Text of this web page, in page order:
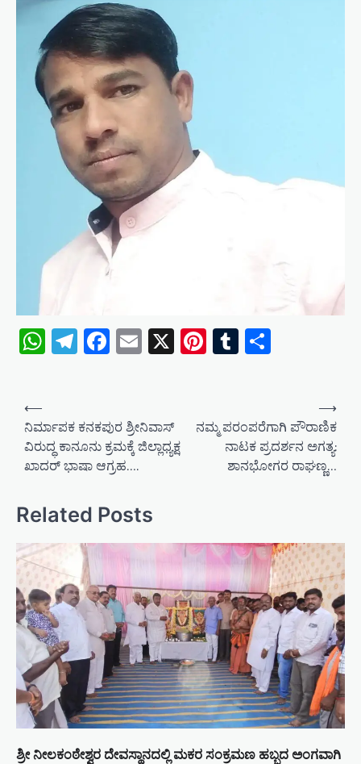
WhatsApp
Telegram
Facebook
Email
X Pinterest
Tumblr
n
a
v
i
g
a
t
i
o
n
⟵
ನಿರ್ಮಾಪಕ ಕನಕಪುರ ಶ್ರೀನಿವಾಸ್‌
ವಿರುದ್ಧ ಕಾನೂನು ಕ್ರಮಕ್ಕೆ ಜಿಲ್ಲಾಧ್ಯಕ್ಷ
ಖಾದರ್ ಭಾಷಾ ಆಗ್ರಹ….
ನಮ್ಮ ಪರಂಪರೆಗಾಗಿ ಪೌರಾಣಿಕ
ನಾಟಕ ಪ್ರದರ್ಶನ ಅಗತ್ಯ:
ಶಾನಭೋಗರ ರಾಘಣ್ಣ…
⟶
Related Posts
ಶ್ರೀ ನೀಲಕಂಠೇಶ್ವರ ದೇವಸ್ಥಾನದಲ್ಲಿ ಮಕರ ಸಂಕ್ರಮಣ ಹಬ್ಬದ ಅಂಗವಾಗಿ